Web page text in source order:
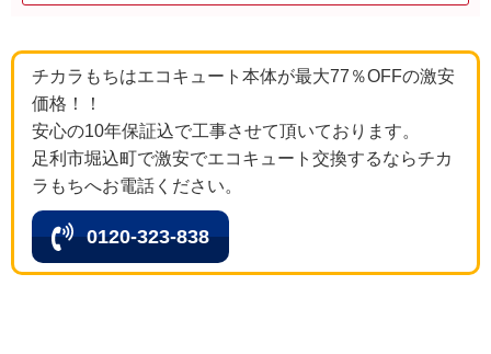
チカラもちはエコキュート本体が最大77％OFFの激安
価格！！
安心の10年保証込で工事させて頂いております。
足利市堀込町で激安でエコキュート交換するならチカ
ラもちへお電話ください。
0120-323-838